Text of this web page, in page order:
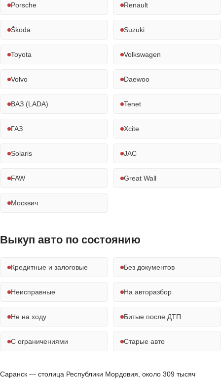
Porsche Renault
Škoda Suzuki
Toyota Volkswagen
Volvo Daewoo
ВАЗ (LADA) Tenet
ГАЗ Xcite
Solaris JAC
FAW Great Wall
Москвич
Выкуп авто по состоянию
Кредитные и залоговые Без документов
Неисправные На авторазбор
Не на ходу Битые после ДТП
С ограничениями Старые авто
Саранск — столица Республики Мордовия, около 309 тысяч